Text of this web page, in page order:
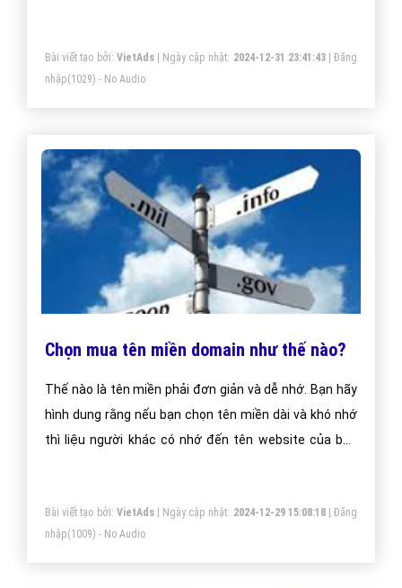
Bài viết tạo bởi: VietAds| Ngày cập nhật: 2024-12-31 23:41:43|Đăng
nhập(1029) - No Audio
Chọn mua tên miền domain như thế nào?
Thế nào là tên miền phải đơn giản và dễ nhớ. Bạn hãy
hình dung rằng nếu bạn chọn tên miền dài và khó nhớ
thì liệu người khác có nhớ đến tên website của bạn
Bài viết tạo bởi: VietAds| Ngày cập nhật: 2024-12-29 15:08:18|Đăng
nhập(1009) - No Audio